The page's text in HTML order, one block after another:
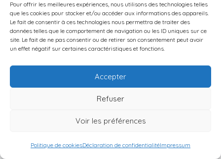
Pour offrir les meilleures expériences, nous utilisons des technologies telles
que les cookies pour stocker et/ou accéder aux informations des appareils.
Le fait de consentir à ces technologies nous permettra de traiter des
données telles que le comportement de navigation ou les ID uniques sur ce
site. Le fait de ne pas consentir ou de retirer son consentement peut avoir
un effet négatif sur certaines caractéristiques et fonctions.
Accepter
Refuser
Voir les préférences
Politique de cookiesDéclaration de confidentialitéImpressum
passant par les dunes de sable, montagnes,
vallées et cours d’eau. Cette richesse naturelle
constitue un atout majeur pour développer une
Caractéristiques uniques des régions
rurales marocaines
Des paysages variés s’étendant des